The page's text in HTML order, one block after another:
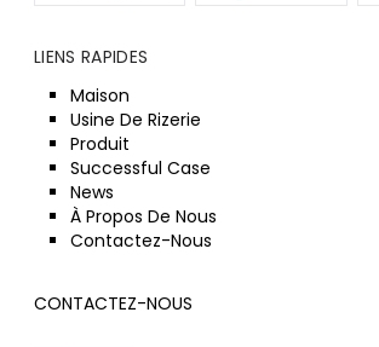
LIENS RAPIDES
Maison
Usine De Rizerie
Produit
Successful Case
News
À Propos De Nous
Contactez-Nous
CONTACTEZ-NOUS